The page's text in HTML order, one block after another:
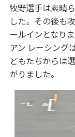
牧野選手は素晴
した。その後も
ールインとなり
アン レーシング
どもたちからは
がりました。